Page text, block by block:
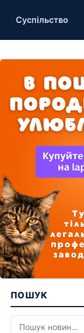
Суспільство
ПОШУК